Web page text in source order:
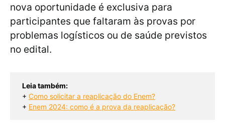
nova oportunidade é exclusiva para
participantes que faltaram às provas por
problemas logísticos ou de saúde previstos
no edital.
Leia também:
+ Como solicitar a reaplicação do Enem?
+ Enem 2024: como é a prova da reaplicação?